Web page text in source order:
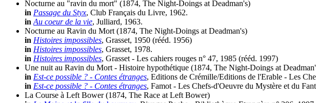
Nocturne au "ravin du mort" (1874, The Night-Doings at Deadman's)
in Passage du Styx, Club Français du Livre, 1962.
in Au coeur de la vie, Julliard, 1963.
Nocturne au Ravin du Mort (1874, The Night-Doings at Deadman's)
in Histoires impossibles, Grasset, 1950 (rééd. 1956)
in Histoires impossibles, Grasset, 1978.
in Histoires impossibles, Grasset - Les cahiers rouges n° 47, 1985 (rééd. 1997)
Une nuit au Ravin du Mort - Histoire hypothétique (1874, The Night-Doings at
in Est-ce possible ? - Contes étranges, Editions de Crémille/Editions de l'Erable - Les
in Est-ce possible ? - Contes étranges, Famot - Les Chefs-d'Oeuvre du Mystère et du
La Course à Left Bower (1874, The Race at Left Bower)